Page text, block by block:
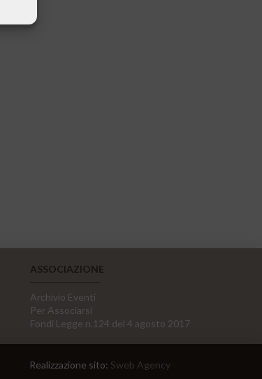
ASSOCIAZIONE
Archivio Eventi
Per Associarsi
Fondi Legge n.124 del 4 agosto 2017
Realizzazione sito: Sweb Agency